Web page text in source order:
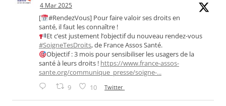
4 Mar 2025
[
#RendezVous] Pour faire valoir ses droits en
santé, il faut les connaître !
Et c’est justement l’objectif du nouveau rendez-vous
#SoigneTesDroits, de France Assos Santé.
Objectif : 3 mois pour sensibiliser les usagers de la
santé à leurs droits ! https://www.france-assos-
sante.org/communique_presse/soigne-...
9 10 Twitter